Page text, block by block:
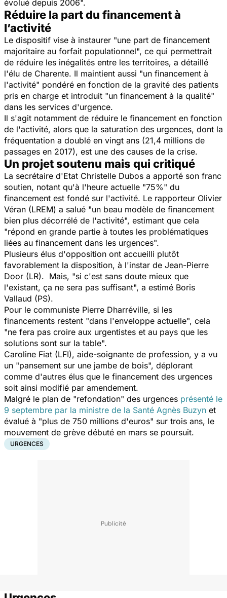
évolué depuis 2006".
Réduire la part du financement à
l’activité
Le dispositif vise à instaurer "une part de financement
majoritaire au forfait populationnel", ce qui permettrait
de réduire les inégalités entre les territoires, a détaillé
l'élu de Charente. Il maintient aussi "un financement à
l'activité" pondéré en fonction de la gravité des patients
pris en charge et introduit "un financement à la qualité"
dans les services d'urgence.
Il s'agit notamment de réduire le financement en fonction
de l'activité, alors que la saturation des urgences, dont la
fréquentation a doublé en vingt ans (21,4 millions de
passages en 2017), est une des causes de la crise.
Un projet soutenu mais qui critiqué
La secrétaire d'Etat Christelle Dubos a apporté son franc
soutien, notant qu'à l'heure actuelle "75%" du
financement est fondé sur l'activité. Le rapporteur Olivier
Véran (LREM) a salué "un beau modèle de financement
bien plus décorrélé de l'activité", estimant que cela
"répond en grande partie à toutes les problématiques
liées au financement dans les urgences".
Plusieurs élus d'opposition ont accueilli plutôt
favorablement la disposition, à l'instar de Jean-Pierre
Door (LR). Mais, "si c'est sans doute mieux que
l'existant, ça ne sera pas suffisant", a estimé Boris
Vallaud (PS).
Pour le communiste Pierre Dharréville, si les
financements restent "dans l'enveloppe actuelle", cela
"ne fera pas croire aux urgentistes et au pays que les
solutions sont sur la table".
Caroline Fiat (LFI), aide-soignante de profession, y a vu
un "pansement sur une jambe de bois", déplorant
comme d'autres élus que le financement des urgences
soit ainsi modifié par amendement.
Malgré le plan de "refondation" des urgences présenté le
9 septembre par la ministre de la Santé Agnès Buzyn et
évalué à "plus de 750 millions d'euros" sur trois ans, le
mouvement de grève débuté en mars se poursuit.
URGENCES